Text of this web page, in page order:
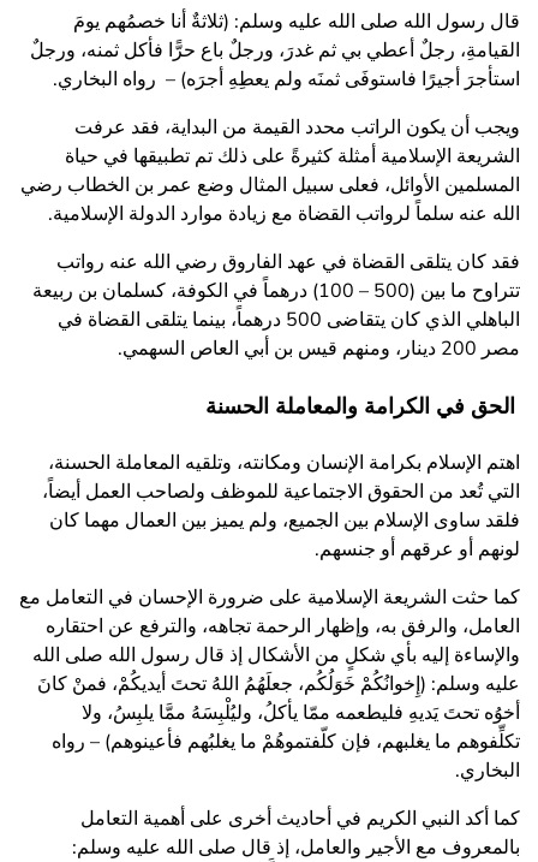
قال رسول الله صلى الله عليه وسلم: (ثلاثةٌ أنا خصمُهم يومَ
القيامةِ، رجلٌ أعطي بي ثم غدرَ، ورجلٌ باع حرًّا فأكل ثمنه، ورجلٌ
استأجرَ أجيرًا فاستوفَى ثمنَه ولم يعطِهِ أجرَه) – رواه البخاري.
ويجب أن يكون الراتب محدد القيمة من البداية، فقد عرفت
الشريعة الإسلامية أمثلة كثيرةً على ذلك تم تطبيقها في حياة
المسلمين الأوائل، فعلى سبيل المثال وضع عمر بن الخطاب رضي
الله عنه سلماً لرواتب القضاة مع زيادة موارد الدولة الإسلامية.
فقد كان يتلقى القضاة في عهد الفاروق رضي الله عنه رواتب
تتراوح ما بين (500 – 100) درهماً في الكوفة، كسلمان بن ربيعة
الباهلي الذي كان يتقاضى 500 درهماً، بينما يتلقى القضاة في
مصر 200 دينار، ومنهم قيس بن أبي العاص السهمي.
الحق في الكرامة والمعاملة الحسنة
اهتم الإسلام بكرامة الإنسان ومكانته، وتلقيه المعاملة الحسنة،
التي تُعد من الحقوق الاجتماعية للموظف ولصاحب العمل أيضاً،
فلقد ساوى الإسلام بين الجميع، ولم يميز بين العمال مهما كان
لونهم أو عرقهم أو جنسهم.
كما حثت الشريعة الإسلامية على ضرورة الإحسان في التعامل مع
العامل، والرفق به، وإظهار الرحمة تجاهه، والترفع عن احتقاره
والإساءة إليه بأي شكلٍ من الأشكال إذ قال رسول الله صلى الله
عليه وسلم: (إِخوانُكُمْ خَوَلُكُم، جعلَهُمُ اللهُ تحتَ أيديكُمْ، فمنْ كانَ
أخوُه تحتَ يَديهِ فليطعمه ممّا يأكلُ، وليُلْبِسَهُ ممَّا يلبِسُ، ولا
تكلِّفوهم ما يغلبهم، فإن كلّفتموهُمْ ما يغلبُهم فأعينوهم) – رواه
البخاري.
كما أكد النبي الكريم في أحاديث أخرى على أهمية التعامل
بالمعروف مع الأجير والعامل، إذ قال صلى الله عليه وسلم: